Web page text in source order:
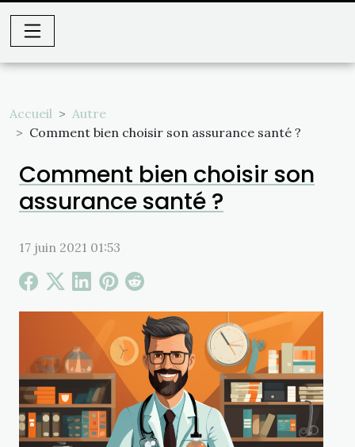
Accueil
Autre
Comment bien choisir son assurance santé ?
Comment bien choisir son
assurance santé ?
17 juin 2021 01:53